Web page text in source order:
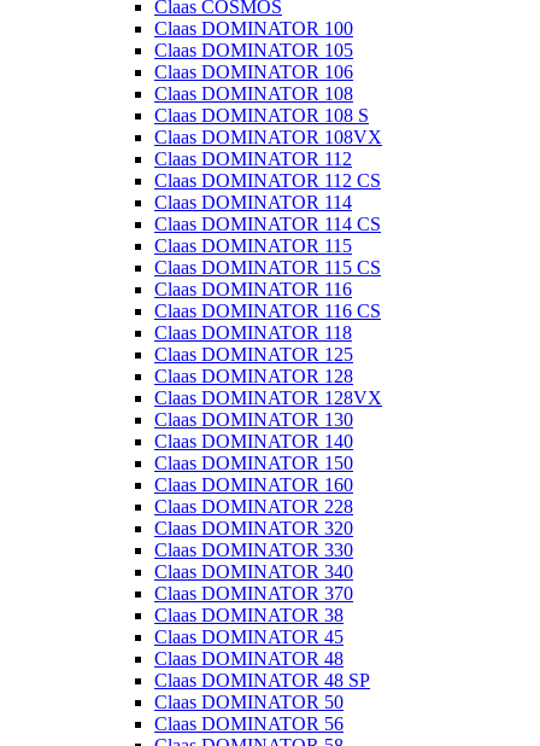
Claas COSMOS
Claas DOMINATOR 100
Claas DOMINATOR 105
Claas DOMINATOR 106
Claas DOMINATOR 108
Claas DOMINATOR 108 S
Claas DOMINATOR 108VX
Claas DOMINATOR 112
Claas DOMINATOR 112 CS
Claas DOMINATOR 114
Claas DOMINATOR 114 CS
Claas DOMINATOR 115
Claas DOMINATOR 115 CS
Claas DOMINATOR 116
Claas DOMINATOR 116 CS
Claas DOMINATOR 118
Claas DOMINATOR 125
Claas DOMINATOR 128
Claas DOMINATOR 128VX
Claas DOMINATOR 130
Claas DOMINATOR 140
Claas DOMINATOR 150
Claas DOMINATOR 160
Claas DOMINATOR 228
Claas DOMINATOR 320
Claas DOMINATOR 330
Claas DOMINATOR 340
Claas DOMINATOR 370
Claas DOMINATOR 38
Claas DOMINATOR 45
Claas DOMINATOR 48
Claas DOMINATOR 48 SP
Claas DOMINATOR 50
Claas DOMINATOR 56